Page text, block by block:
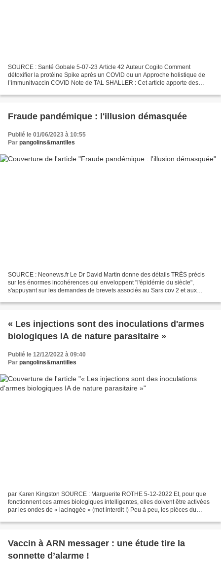
SOURCE : Santé Gobale 5-07-23 Article 42 Auteur Cogito Comment
détoxifier la protéine Spike après un COVID ou un Approche holistique de
l’immunitvaccin COVID Note de TAL SHALLER : Cet article apporte des
Fraude pandémique : l'illusion démasquée
Publié le 01/06/2023 à 10:55
Par pangolins&mantlles
SOURCE : Neonews.fr Le Dr David Martin donne des détails TRÈS précis
sur les énormes incohérences qui enveloppent "l'épidémie du siècle",
s'appuyant sur les demandes de brevets associés au Sars cov 2 et aux
« Les injections sont des inoculations d'armes
biologiques IA de nature parasitaire »
Publié le 12/12/2022 à 09:40
Par pangolins&mantilles
par Karen Kingston SOURCE : Marguerite ROTHE 5-12-2022 Et, pour que
fonctionnent ces armes biologiques intelligentes, elles doivent être activées
par les ondes de « lacinqgée » (mot interdit !) Peu à peu, les pièces du
Vaccin à ARN messager : une étude tire la
sonnette d’alarme !